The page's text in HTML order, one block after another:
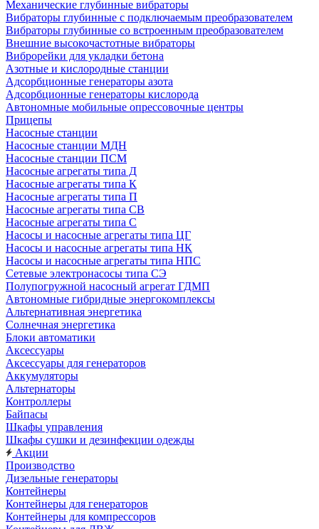
Механические глубинные вибраторы
Вибраторы глубинные с подключаемым преобразователем
Вибраторы глубинные со встроенным преобразователем
Внешние высокочастотные вибраторы
Виброрейки для укладки бетона
Азотные и кислородные станции
Адсорбционные генераторы азота
Адсорбционные генераторы кислорода
Автономные мобильные опрессовочные центры
Прицепы
Насосные станции
Насосные станции МДН
Насосные станции ПСМ
Насосные агрегаты типа Д
Насосные агрегаты типа К
Насосные агрегаты типа П
Насосные агрегаты типа СВ
Насосные агрегаты типа С
Насосы и насосные агрегаты типа ЦГ
Насосы и насосные агрегаты типа НК
Насосы и насосные агрегаты типа НПС
Сетевые электронасосы типа СЭ
Полупогружной насосный агрегат ГДМП
Автономные гибридные энергокомплексы
Альтернативная энергетика
Солнечная энергетика
Блоки автоматики
Аксессуары
Аксессуары для генераторов
Аккумуляторы
Альтернаторы
Контроллеры
Байпасы
Шкафы управления
Шкафы сушки и дезинфекции одежды
Акции
Производство
Дизельные генераторы
Контейнеры
Контейнеры для генераторов
Контейнеры для компрессоров